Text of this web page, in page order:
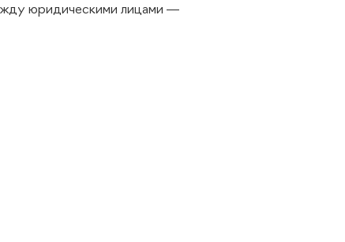
юридическими лицами —